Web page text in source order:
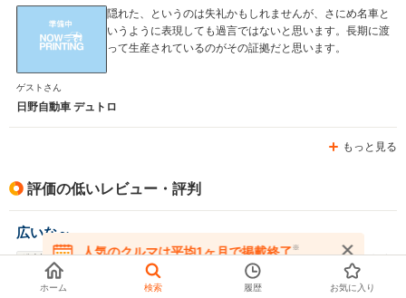
隠れた、というのは失礼かもしれませんが、さにめ名車と
いうように表現しても過言ではないと思います。長期に渡
って生産されているのがその証拠だと思います。
ゲストさん
日野自動車 デュトロ
もっと見る
評価の低いレビュー・評判
広いな～
総合評価 3 2013/03/02投稿
レンタカーとして運転していて、なんら文句のつけようの
人気のクルマは平均1ヶ月で掲載終了※
在庫が無くなる前にお問い合わせください
ホーム 検索 履歴 お気に入り